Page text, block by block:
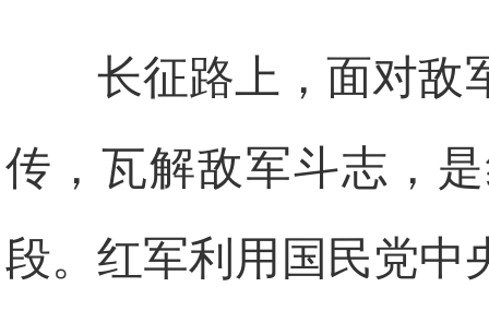
长征路上，面对敌
传，瓦解敌军斗志，
段。红军利用国民党中